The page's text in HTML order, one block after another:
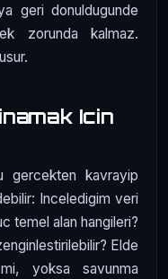
geri donuldugunde
zorunda kalmaz.
Icin
gercekten kavrayip
Inceledigim veri
temel alan hangileri?
Elde
yoksa savunma